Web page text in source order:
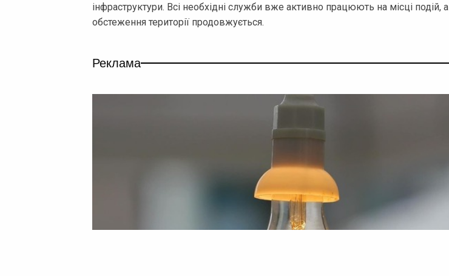
інфраструктури. Всі необхідні служби вже активно працюють на місці подій, а
обстеження території продовжується.
Реклама